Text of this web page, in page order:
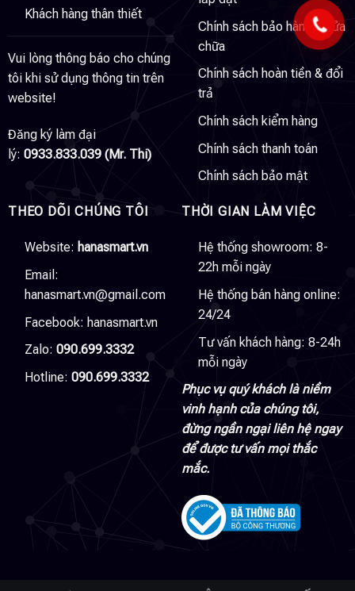
Khách hàng thân thiết
Vui lòng thông báo cho chúng
tôi khi sử dụng thông tin trên
website!
Đăng ký làm đại
lý: 0933.833.039 (Mr. Thi)
Chính sách bảo hành & sửa
chữa
Chính sách hoàn tiền & đổi
trả
Chính sách kiểm hàng
Chính sách thanh toán
Chính sách bảo mật
THEO DÕI CHÚNG TÔI
Website: hanasmart.vn
Email:
hanasmart.vn@gmail.com
Facebook: hanasmart.vn
Zalo: 090.699.3332
Hotline: 090.699.3332
THỜI GIAN LÀM VIỆC
Hệ thống showroom: 8-
22h mỗi ngày
Hệ thống bán hàng online:
24/24
Tư vấn khách hàng: 8-24h
mỗi ngày
Phục vụ quý khách là niềm
vinh hạnh của chúng tôi,
đừng ngần ngại liên hệ ngay
để được tư vấn mọi thắc
mắc.